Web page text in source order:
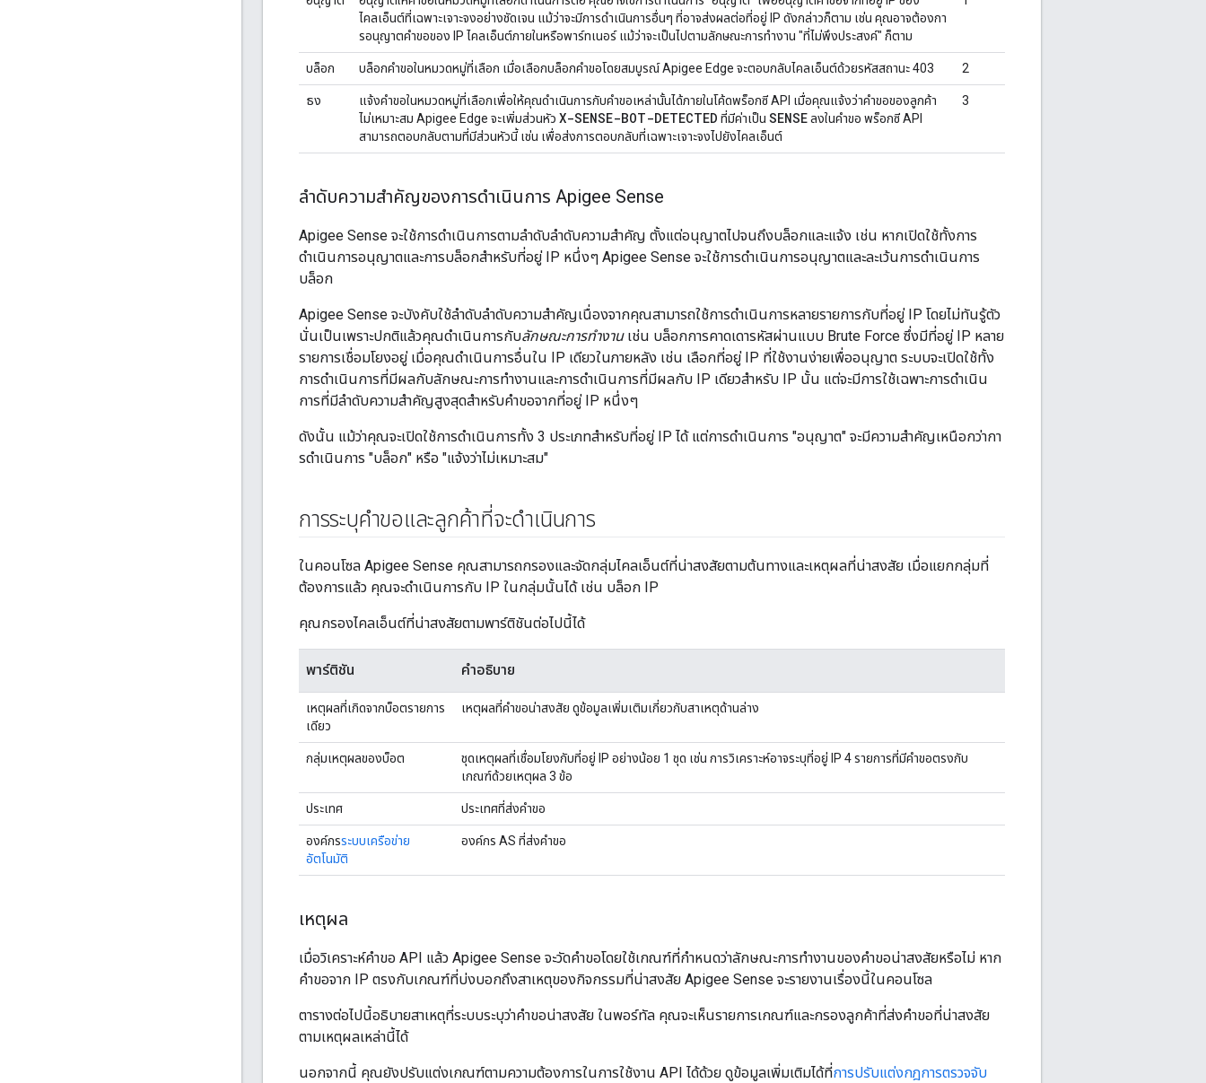
ไคลเอ็นต์ที่เฉพาะเจาะจงอย่างชัดเจน แม้ว่าจะมีการดำเนินการอื่นๆ ที่อาจส่งผลต่อที่อยู่ IP ดังกล่าวก็ตาม เช่น คุณอาจต้องกา
รอนุญาตคําขอของ IP ไคลเอ็นต์ภายในหรือพาร์ทเนอร์ แม้ว่าจะเป็นไปตามลักษณะการทํางาน "ที่ไม่พึงประสงค์" ก็ตาม
บล็อก บล็อกคำขอในหมวดหมู่ที่เลือก เมื่อเลือกบล็อกคำขอโดยสมบูรณ์ Apigee Edge จะตอบกลับไคลเอ็นต์ด้วยรหัสสถานะ 403 2
ธง
แจ้งคําขอในหมวดหมู่ที่เลือกเพื่อให้คุณดําเนินการกับคําขอเหล่านั้นได้ภายในโค้ดพร็อกซี API เมื่อคุณแจ้งว่าคำขอของลูกค้า
ไม่เหมาะสม Apigee Edge จะเพิ่มส่วนหัว X-SENSE-BOT-DETECTED ที่มีค่าเป็น SENSEลงในคำขอ พร็อกซี API
สามารถตอบกลับตามที่มีส่วนหัวนี้ เช่น เพื่อส่งการตอบกลับที่เฉพาะเจาะจงไปยังไคลเอ็นต์
3
ลำดับความสำคัญของการดำเนินการ Apigee Sense
Apigee Sense จะใช้การดำเนินการตามลําดับลําดับความสําคัญ ตั้งแต่อนุญาตไปจนถึงบล็อกและแจ้ง เช่น หากเปิดใช้ทั้งการ
ดำเนินการอนุญาตและการบล็อกสําหรับที่อยู่ IP หนึ่งๆ Apigee Sense จะใช้การดำเนินการอนุญาตและละเว้นการดำเนินการ
บล็อก
Apigee Sense จะบังคับใช้ลําดับลําดับความสําคัญเนื่องจากคุณสามารถใช้การดําเนินการหลายรายการกับที่อยู่ IP โดยไม่ทันรู้ตัว
นั่นเป็นเพราะปกติแล้วคุณดำเนินการกับลักษณะการทํางานเช่น บล็อกการคาดเดารหัสผ่านแบบ Brute Force ซึ่งมีที่อยู่ IP หลาย
รายการเชื่อมโยงอยู่ เมื่อคุณดําเนินการอื่นใน IP เดียวในภายหลัง เช่น เลือกที่อยู่ IP ที่ใช้งานง่ายเพื่ออนุญาต ระบบจะเปิดใช้ทั้ง
การดําเนินการที่มีผลกับลักษณะการทํางานและการดําเนินการที่มีผลกับ IP เดียวสําหรับ IP นั้น แต่จะมีการใช้เฉพาะการดำเนิน
การที่มีลําดับความสําคัญสูงสุดสําหรับคําขอจากที่อยู่ IP หนึ่งๆ
ดังนั้น แม้ว่าคุณจะเปิดใช้การดำเนินการทั้ง 3 ประเภทสําหรับที่อยู่ IP ได้ แต่การดําเนินการ "อนุญาต" จะมีความสำคัญเหนือกว่ากา
รดําเนินการ "บล็อก" หรือ "แจ้งว่าไม่เหมาะสม"
การระบุคำขอและลูกค้าที่จะดำเนินการ
ในคอนโซล Apigee Sense คุณสามารถกรองและจัดกลุ่มไคลเอ็นต์ที่น่าสงสัยตามต้นทางและเหตุผลที่น่าสงสัย เมื่อแยกกลุ่มที่
ต้องการแล้ว คุณจะดําเนินการกับ IP ในกลุ่มนั้นได้ เช่น บล็อก IP
คุณกรองไคลเอ็นต์ที่น่าสงสัยตามพาร์ติชันต่อไปนี้ได้
พาร์ติชัน คำอธิบาย
เหตุผลที่เกิดจากบ็อตรายการ
เดียว
เหตุผลที่คำขอน่าสงสัย ดูข้อมูลเพิ่มเติมเกี่ยวกับสาเหตุด้านล่าง
กลุ่มเหตุผลของบ็อต
ชุดเหตุผลที่เชื่อมโยงกับที่อยู่ IP อย่างน้อย 1 ชุด เช่น การวิเคราะห์อาจระบุที่อยู่ IP 4 รายการที่มีคำขอตรงกับ
เกณฑ์ด้วยเหตุผล 3 ข้อ
ประเทศ ประเทศที่ส่งคำขอ
องค์กรระบบเครือข่าย
อัตโนมัติ
องค์กร AS ที่ส่งคำขอ
เหตุผล
เมื่อวิเคราะห์คําขอ API แล้ว Apigee Sense จะวัดคําขอโดยใช้เกณฑ์ที่กําหนดว่าลักษณะการทํางานของคําขอน่าสงสัยหรือไม่ หาก
คำขอจาก IP ตรงกับเกณฑ์ที่บ่งบอกถึงสาเหตุของกิจกรรมที่น่าสงสัย Apigee Sense จะรายงานเรื่องนี้ในคอนโซล
ตารางต่อไปนี้อธิบายสาเหตุที่ระบบระบุว่าคำขอน่าสงสัย ในพอร์ทัล คุณจะเห็นรายการเกณฑ์และกรองลูกค้าที่ส่งคำขอที่น่าสงสัย
ตามเหตุผลเหล่านี้ได้
นอกจากนี้ คุณยังปรับแต่งเกณฑ์ตามความต้องการในการใช้งาน API ได้ด้วย ดูข้อมูลเพิ่มเติมได้ที่การปรับแต่งกฎการตรวจจับ